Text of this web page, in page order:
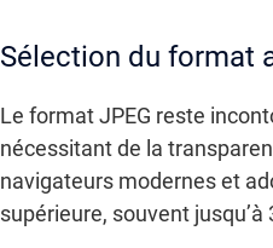
Sélection du format
Le format JPEG reste
nécessitant de la
navigateurs modernes et
supérieure, souvent